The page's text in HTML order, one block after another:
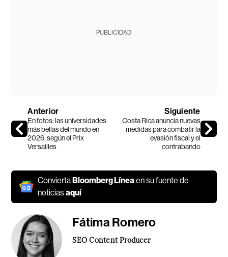
PUBLICIDAD
Anterior
En fotos: las universidades
más bellas del mundo en
2026, según el Prix
Versailles
Siguiente
Costa Rica anuncia nuevas
medidas para combatir la
evasión fiscal y el
contrabando
ConviertaBloomberg Línea en su fuente de
noticiasaquí
Fátima Romero
SEO Content Producer